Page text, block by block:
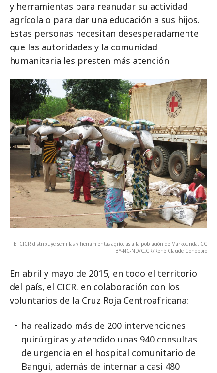
y herramientas para reanudar su actividad
agrícola o para dar una educación a sus hijos.
Estas personas necesitan desesperadamente
que las autoridades y la comunidad
humanitaria les presten más atención.
El CICR distribuye semillas y herramientas agrícolas a la población de Markounda. CC
BY-NC-ND/CICR/René Claude Gonoporo
En abril y mayo de 2015, en todo el territorio
del país, el CICR, en colaboración con los
voluntarios de la Cruz Roja Centroafricana:
ha realizado más de 200 intervenciones
quirúrgicas y atendido unas 940 consultas
de urgencia en el hospital comunitario de
Bangui, además de internar a casi 480